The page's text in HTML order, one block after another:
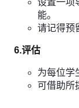
设置一项
能。
请记得预
6.评估
为每位学
可借助所